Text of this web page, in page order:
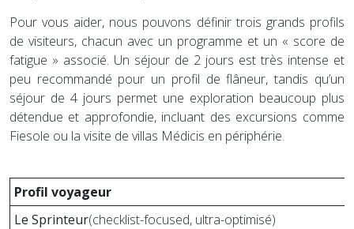
Pour vous aider, nous pouvons définir trois grands profils
de visiteurs, chacun avec un programme et un « score de
fatigue » associé. Un séjour de 2 jours est très intense et
peu recommandé pour un profil de flâneur, tandis qu’un
séjour de 4 jours permet une exploration beaucoup plus
détendue et approfondie, incluant des excursions comme
Fiesole ou la visite de villas Médicis en périphérie.
Profil voyageur
Le Sprinteur(checklist-focused, ultra-optimisé)